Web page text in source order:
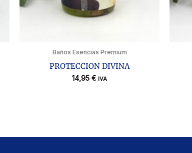
Baños Esencias Premium
PROTECCION DIVINA
14,95 € IVA